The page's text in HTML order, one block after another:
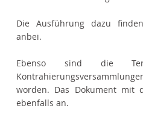
Die Ausführung dazu
anbei.
Ebenso sind die
worden. Das Dokument mit
ebenfalls an.